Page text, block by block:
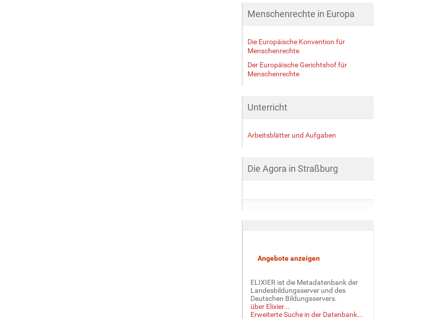
Menschenrechte in Europa
Die Europäische Konvention für
Menschenrechte
Der Europäische Gerichtshof für
Menschenrechte
Unterricht
Arbeitsblätter und Aufgaben
Die Agora in Straßburg
ELIXIER ist die Metadatenbank der
Landesbildungsserver und des
Deutschen Bildungsservers.
über Elixier...
Erweiterte Suche in der Datenbank...